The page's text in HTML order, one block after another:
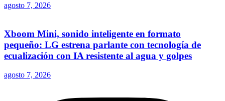
agosto 7, 2026
Xboom Mini, sonido inteligente en formato
pequeño: LG estrena parlante con tecnología de
ecualización con IA resistente al agua y golpes
agosto 7, 2026